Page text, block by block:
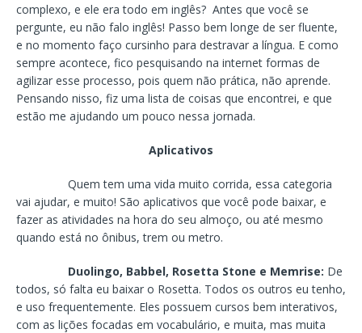
complexo, e ele era todo em inglês? Antes que você se
pergunte, eu não falo inglês! Passo bem longe de ser fluente,
e no momento faço cursinho para destravar a língua. E como
sempre acontece, fico pesquisando na internet formas de
agilizar esse processo, pois quem não prática, não aprende.
Pensando nisso, fiz uma lista de coisas que encontrei, e que
estão me ajudando um pouco nessa jornada.
Aplicativos
Quem tem uma vida muito corrida, essa categoria
vai ajudar, e muito! São aplicativos que você pode baixar, e
fazer as atividades na hora do seu almoço, ou até mesmo
quando está no ônibus, trem ou metro.
Duolingo, Babbel, Rosetta Stone e Memrise: De
todos, só falta eu baixar o Rosetta. Todos os outros eu tenho,
e uso frequentemente. Eles possuem cursos bem interativos,
com as lições focadas em vocabulário, e muita, mas muita